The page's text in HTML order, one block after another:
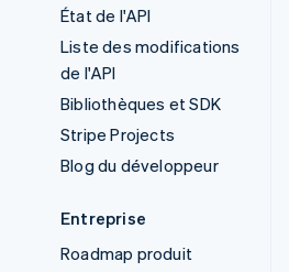
État de l'API
Liste des modifications
de l'API
Bibliothèques et SDK
Stripe Projects
Blog du développeur
Entreprise
Roadmap produit